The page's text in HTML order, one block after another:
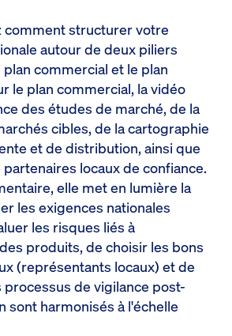
comment structurer votre
autour de deux piliers
commercial et le plan
le plan commercial, la vidéo
des études de marché, de la
cibles, de la cartographie
et de distribution, ainsi que
locaux de confiance.
elle met en lumière la
les exigences nationales
les risques liés à
produits, de choisir les bons
(représentants locaux) et de
de vigilance post-
sont harmonisés à l'échelle